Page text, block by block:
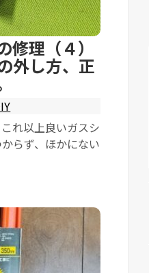
修理（４）
外し方、正
れ以上良いガスシ
らず、ほかにない
つけました。 ...